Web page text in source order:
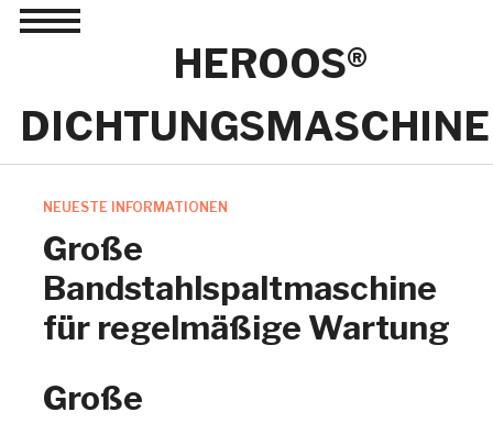
Toggle
HEROOS®
NEUESTE INFORMATIONEN
Große
Bandstahlspaltmaschine
für regelmäßige Wartung
Große